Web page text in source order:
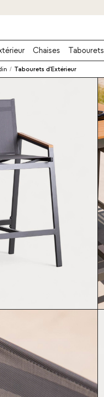
Chaises Tabourets
/ Tabourets d'Extérieur